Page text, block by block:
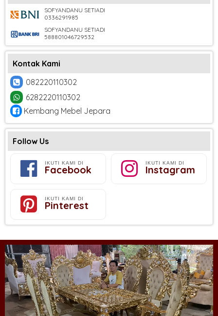
SOFYANDANU SETIADI
0336291985
SOFYANDANU SETIADI
588801046729532
Kontak Kami
082220110302
6282220110302
Kembang Mebel Jepara
Follow Us
IKUTI KAMI DI
Facebook
IKUTI KAMI DI
Instagram
IKUTI KAMI DI
Pinterest